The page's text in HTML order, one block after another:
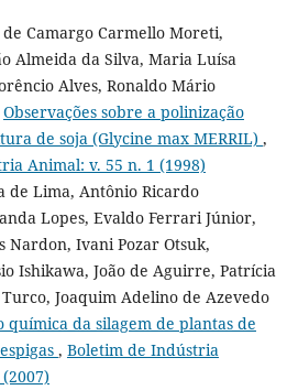
Camargo Carmello Moreti,
Almeida da Silva, Maria Luísa
Alves, Ronaldo Mário
Observações sobre a polinização
de soja (Glycine max MERRIL) ,
Animal: v. 55 n. 1 (1998)
de Lima, Antônio Ricardo
Lopes, Evaldo Ferrari Júnior,
Nardon, Ivani Pozar Otsuk,
Ishikawa, João de Aguirre, Patrícia
Joaquim Adelino de Azevedo
química da silagem de plantas de
, Boletim de Indústria